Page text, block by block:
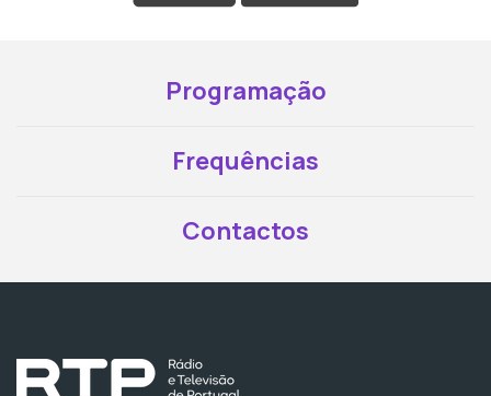
Programação
Frequências
Contactos